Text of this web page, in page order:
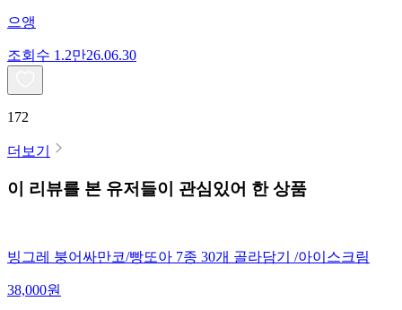
으앵
조회수 1.2만26.06.30
172
더보기
이 리뷰를 본 유저들이 관심있어 한 상품
빙그레 붕어싸만코/빵또아 7종 30개 골라담기 /아이스크림
38,000원